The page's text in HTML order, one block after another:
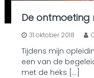
De ontmoeting
31 oktober 2018
Tijdens mijn
een van de
met de heks […]